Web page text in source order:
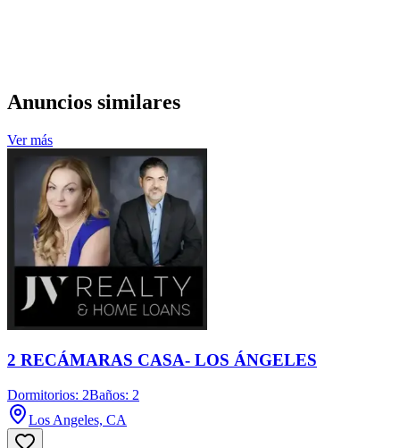
Anuncios similares
Ver más
2 RECÁMARAS CASA- LOS ÁNGELES
Dormitorios: 2Baños: 2
Los Angeles, CA